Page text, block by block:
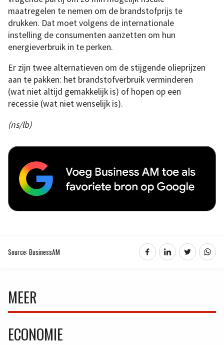
maatregelen te nemen om de brandstofprijs te
drukken. Dat moet volgens de internationale
instelling de consumenten aanzetten om hun
energieverbruik in te perken.
Er zijn twee alternatieven om de stijgende olieprijzen
aan te pakken: het brandstofverbruik verminderen
(wat niet altijd gemakkelijk is) of hopen op een
recessie (wat niet wenselijk is).
(ns/lb)
Source: BusinessAM
MEER
ECONOMIE